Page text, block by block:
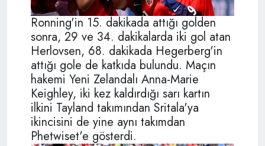
Ronning'in 15. dakikada attığı golden
sonra, 29 ve 34. dakikalarda iki gol atan
Herlovsen, 68. dakikada Hegerberg'in
attığı gole de katkıda bulundu. Maçın
hakemi Yeni Zelandalı Anna-Marie
Keighley, iki kez kaldırdığı sarı kartın
ilkini Tayland takımından Sritala'ya
ikincisini de yine aynı takımdan
Phetwiset'e gösterdi.